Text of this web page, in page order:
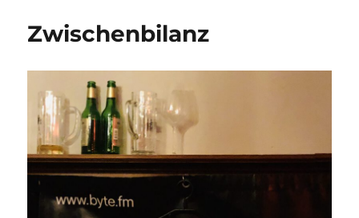
Zwischenbilanz